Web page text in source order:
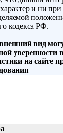
и ни при
кодекса РФ.
вид
уверенности
на сайте